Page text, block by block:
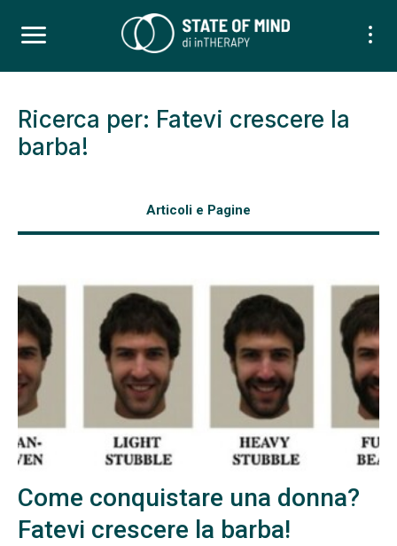
Ricerca per: Fatevi crescere la
barba!
Articoli e Pagine
Come conquistare una donna?
Fatevi crescere la barba!